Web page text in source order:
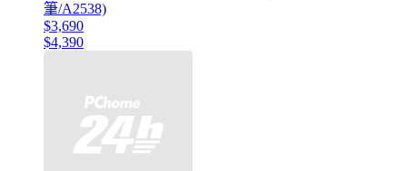
筆/A2538)
$3,690
$4,390